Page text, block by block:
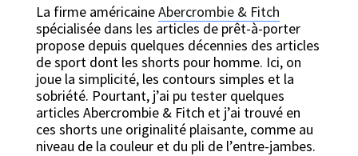
La firme américaineAbercrombie & Fitch
spécialisée dans les articles de prêt-à-porter
propose depuis quelques décennies des articles
de sport dont les shorts pour homme. Ici, on
joue la simplicité, les contours simples et la
sobriété. Pourtant, j’ai pu tester quelques
articles Abercrombie & Fitch et j’ai trouvé en
ces shorts une originalité plaisante, comme au
niveau de la couleur et du pli de l’entre-jambes.